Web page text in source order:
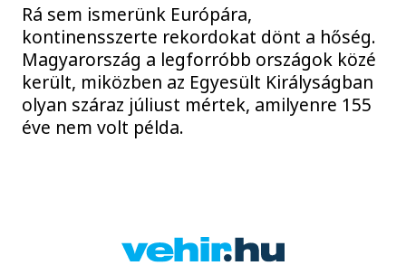
Rá sem ismerünk Európára,
kontinensszerte rekordokat dönt a hőség.
Magyarország a legforróbb országok közé
került, miközben az Egyesült Királyságban
olyan száraz júliust mértek, amilyenre 155
éve nem volt példa.